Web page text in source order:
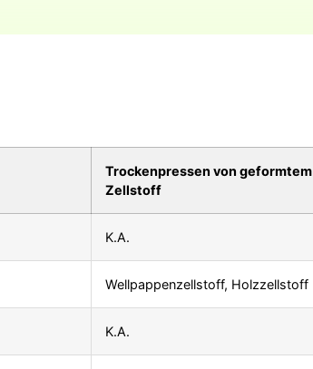
Trockenpressen von geformtem
Zellstoff
K.A.
Wellpappenzellstoff, Holzzellstoff
K.A.